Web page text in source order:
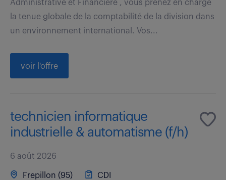
Administrative et Financière , vous prenez en charge
la tenue globale de la comptabilité de la division dans
un environnement international. Vos...
voir l'offre
technicien informatique
industrielle & automatisme (f/h)
6 août 2026
Frepillon (95)
CDI